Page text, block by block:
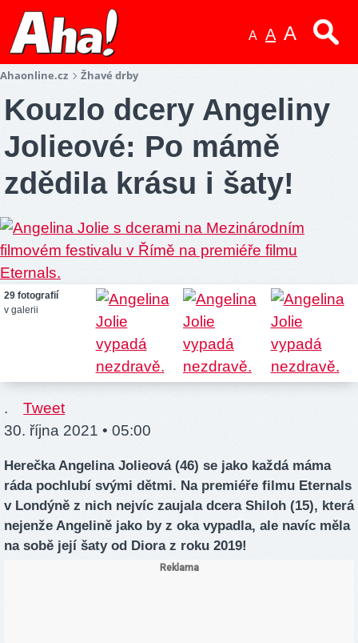
A A A
Ahaonline.cz Žhavé drby
Kouzlo dcery Angeliny
Jolieové: Po mámě
zdědila krásu i šaty!
29 fotografií
v galerii
.
Tweet
30. října 2021 • 05:00
Herečka Angelina Jolieová (46) se jako každá máma
ráda pochlubí svými dětmi. Na premiéře filmu Eternals
v Londýně z nich nejvíc zaujala dcera Shiloh (15), která
nejenže Angelině jako by z oka vypadla, ale navíc měla
na sobě její šaty od Diora z roku 2019!